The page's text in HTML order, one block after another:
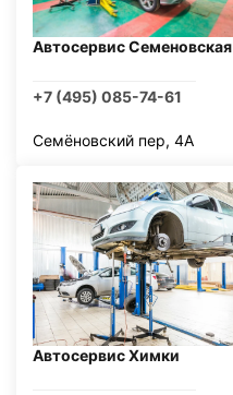
Автосервис Семеновская
+7 (495) 085-74-61
Семёновский пер, 4А
Автосервис Химки